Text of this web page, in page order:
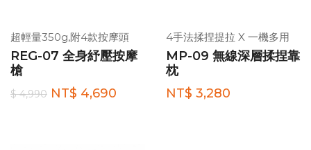
超輕量350g,附4款按摩頭
REG-07 全身紓壓按摩
槍
$ 4,990 NT$ 4,690
4手法揉捏提拉 X 一機多用
MP-09 無線深層揉捏靠
枕
NT$ 3,280